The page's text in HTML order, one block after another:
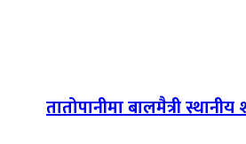
तातोपानीमा बालमैत्री